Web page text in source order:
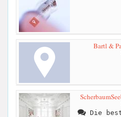
Bartl &
Die